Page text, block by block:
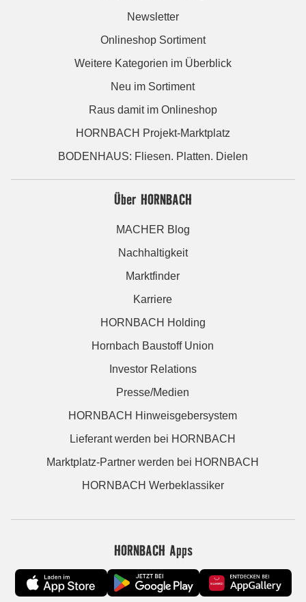
Newsletter
Onlineshop Sortiment
Weitere Kategorien im Überblick
Neu im Sortiment
Raus damit im Onlineshop
HORNBACH Projekt-Marktplatz
BODENHAUS: Fliesen. Platten. Dielen
Über HORNBACH
MACHER Blog
Nachhaltigkeit
Marktfinder
Karriere
HORNBACH Holding
Hornbach Baustoff Union
Investor Relations
Presse/Medien
HORNBACH Hinweisgebersystem
Lieferant werden bei HORNBACH
Marktplatz-Partner werden bei HORNBACH
HORNBACH Werbeklassiker
HORNBACH Apps